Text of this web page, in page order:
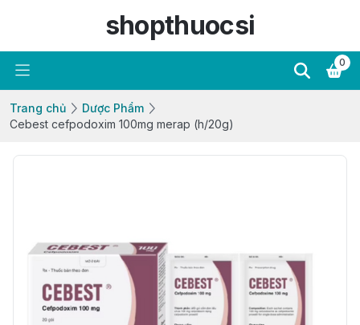
shopthuocsi
0
Trang chủ
Dược Phẩm
Cebest cefpodoxim 100mg merap (h/20g)